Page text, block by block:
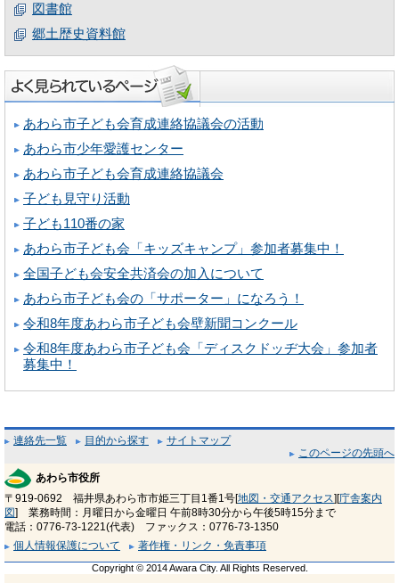
図書館
郷土歴史資料館
あわら市子ども会育成連絡協議会の活動
あわら市少年愛護センター
あわら市子ども会育成連絡協議会
子ども見守り活動
子ども110番の家
あわら市子ども会「キッズキャンプ」参加者募集中！
全国子ども会安全共済会の加入について
あわら市子ども会の「サポーター」になろう！
令和8年度あわら市子ども会壁新聞コンクール
令和8年度あわら市子ども会「ディスクドッヂ大会」参加者
募集中！
連絡先一覧 目的から探す
サイトマップ
このページの先頭へ
あわら市役所
〒919-0692 福井県あわら市市姫三丁目1番1号[地図・交通アクセス][庁舎案内
図] 業務時間：月曜日から金曜日 午前8時30分から午後5時15分まで
電話：0776-73-1221(代表) ファックス：0776-73-1350
個人情報保護について
著作権・リンク・免責事項
Copyright © 2014 Awara City. All Rights Reserved.